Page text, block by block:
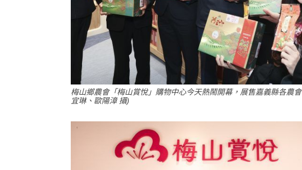
梅山鄉農會「梅山賞悅」購物中心今天熱鬧開幕，展售嘉義縣各農
宜琳、歐陽漳 攝)